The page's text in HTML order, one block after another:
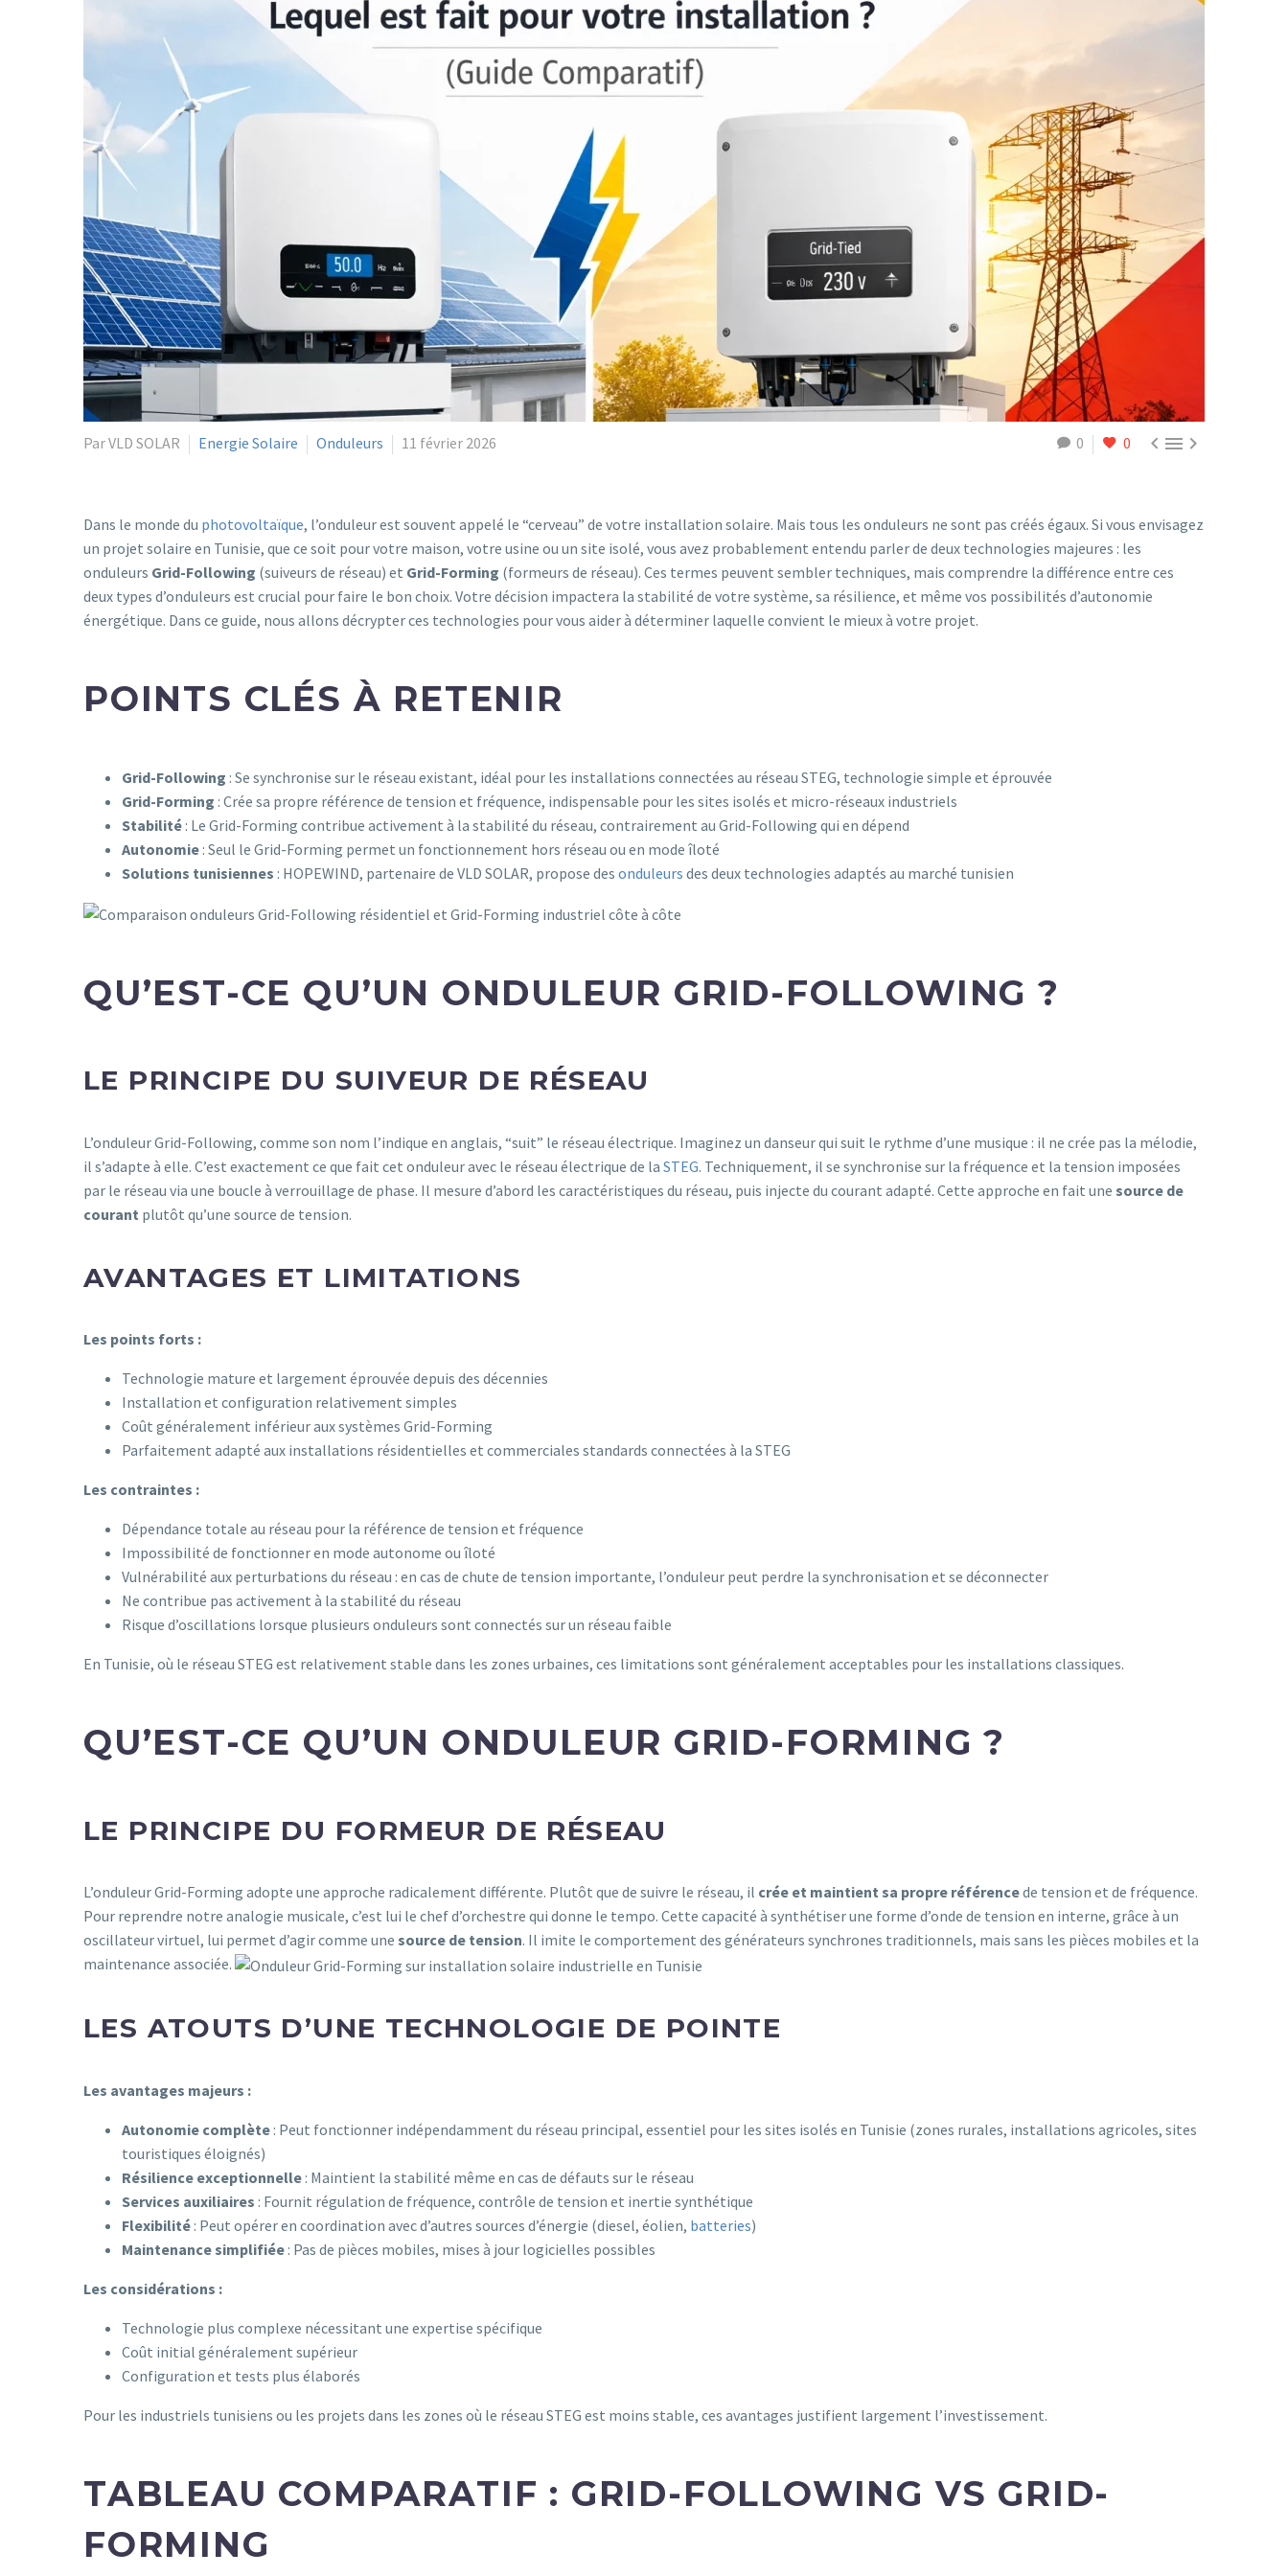
0 0 
Par VLD SOLAR Energie Solaire Onduleurs 11 février 2026
Dans le monde du photovoltaïque, l’onduleur est souvent appelé le “cerveau” de votre installation solaire. Mais tous les onduleurs ne sont pas créés égaux. Si vous envisagez
un projet solaire en Tunisie, que ce soit pour votre maison, votre usine ou un site isolé, vous avez probablement entendu parler de deux technologies majeures : les
onduleurs Grid-Following (suiveurs de réseau) et Grid-Forming (formeurs de réseau). Ces termes peuvent sembler techniques, mais comprendre la différence entre ces
deux types d’onduleurs est crucial pour faire le bon choix. Votre décision impactera la stabilité de votre système, sa résilience, et même vos possibilités d’autonomie
énergétique. Dans ce guide, nous allons décrypter ces technologies pour vous aider à déterminer laquelle convient le mieux à votre projet.
POINTS CLÉS À RETENIR
Grid-Following : Se synchronise sur le réseau existant, idéal pour les installations connectées au réseau STEG, technologie simple et éprouvée
Grid-Forming : Crée sa propre référence de tension et fréquence, indispensable pour les sites isolés et micro-réseaux industriels
Stabilité : Le Grid-Forming contribue activement à la stabilité du réseau, contrairement au Grid-Following qui en dépend
Autonomie : Seul le Grid-Forming permet un fonctionnement hors réseau ou en mode îloté
Solutions tunisiennes : HOPEWIND, partenaire de VLD SOLAR, propose des onduleurs des deux technologies adaptés au marché tunisien
QU’EST-CE QU’UN ONDULEUR GRID-FOLLOWING ?
LE PRINCIPE DU SUIVEUR DE RÉSEAU
L’onduleur Grid-Following, comme son nom l’indique en anglais, “suit” le réseau électrique. Imaginez un danseur qui suit le rythme d’une musique : il ne crée pas la mélodie,
il s’adapte à elle. C’est exactement ce que fait cet onduleur avec le réseau électrique de la STEG. Techniquement, il se synchronise sur la fréquence et la tension imposées
par le réseau via une boucle à verrouillage de phase. Il mesure d’abord les caractéristiques du réseau, puis injecte du courant adapté. Cette approche en fait une source de
courant plutôt qu’une source de tension.
AVANTAGES ET LIMITATIONS
Les points forts :
Technologie mature et largement éprouvée depuis des décennies
Installation et configuration relativement simples
Coût généralement inférieur aux systèmes Grid-Forming
Parfaitement adapté aux installations résidentielles et commerciales standards connectées à la STEG
Les contraintes :
Dépendance totale au réseau pour la référence de tension et fréquence
Impossibilité de fonctionner en mode autonome ou îloté
Vulnérabilité aux perturbations du réseau : en cas de chute de tension importante, l’onduleur peut perdre la synchronisation et se déconnecter
Ne contribue pas activement à la stabilité du réseau
Risque d’oscillations lorsque plusieurs onduleurs sont connectés sur un réseau faible
En Tunisie, où le réseau STEG est relativement stable dans les zones urbaines, ces limitations sont généralement acceptables pour les installations classiques.
QU’EST-CE QU’UN ONDULEUR GRID-FORMING ?
LE PRINCIPE DU FORMEUR DE RÉSEAU
L’onduleur Grid-Forming adopte une approche radicalement différente. Plutôt que de suivre le réseau, il crée et maintient sa propre référencede tension et de fréquence.
Pour reprendre notre analogie musicale, c’est lui le chef d’orchestre qui donne le tempo. Cette capacité à synthétiser une forme d’onde de tension en interne, grâce à un
oscillateur virtuel, lui permet d’agir comme une source de tension. Il imite le comportement des générateurs synchrones traditionnels, mais sans les pièces mobiles et la
maintenance associée.
LES ATOUTS D’UNE TECHNOLOGIE DE POINTE
Les avantages majeurs :
Autonomie complète : Peut fonctionner indépendamment du réseau principal, essentiel pour les sites isolés en Tunisie (zones rurales, installations agricoles, sites
touristiques éloignés)
Résilience exceptionnelle : Maintient la stabilité même en cas de défauts sur le réseau
Services auxiliaires : Fournit régulation de fréquence, contrôle de tension et inertie synthétique
Flexibilité : Peut opérer en coordination avec d’autres sources d’énergie (diesel, éolien, batteries)
Maintenance simplifiée : Pas de pièces mobiles, mises à jour logicielles possibles
Les considérations :
Technologie plus complexe nécessitant une expertise spécifique
Coût initial généralement supérieur
Configuration et tests plus élaborés
Pour les industriels tunisiens ou les projets dans les zones où le réseau STEG est moins stable, ces avantages justifient largement l’investissement.
TABLEAU COMPARATIF : GRID-FOLLOWING VS GRID-
FORMING